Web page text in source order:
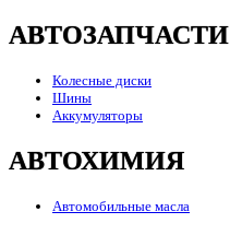
АВТОЗАПЧАСТИ
Колесные диски
Шины
Аккумуляторы
АВТОХИМИЯ
Автомобильные масла